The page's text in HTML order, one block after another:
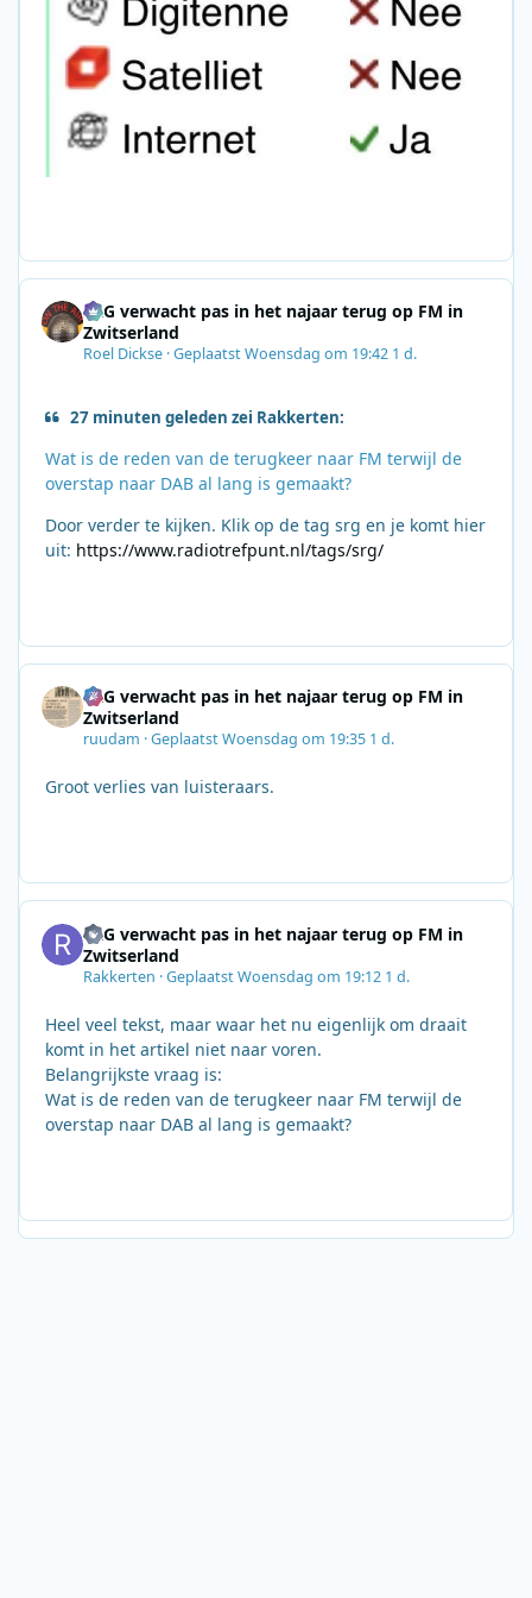
SRG verwacht pas in het najaar terug op FM in
Zwitserland
Roel Dickse ·GeplaatstWoensdag om 19:42 1 d.
27 minuten geleden zei Rakkerten:
Wat is de reden van de terugkeer naar FM terwijl de
overstap naar DAB al lang is gemaakt?
Door verder te kijken. Klik op de tag srg en je komt hier
uit: https://www.radiotrefpunt.nl/tags/srg/
SRG verwacht pas in het najaar terug op FM in
Zwitserland
ruudam ·GeplaatstWoensdag om 19:35 1 d.
Groot verlies van luisteraars.
SRG verwacht pas in het najaar terug op FM in
Zwitserland
Rakkerten ·GeplaatstWoensdag om 19:12 1 d.
Heel veel tekst, maar waar het nu eigenlijk om draait
komt in het artikel niet naar voren.
Belangrijkste vraag is:
Wat is de reden van de terugkeer naar FM terwijl de
overstap naar DAB al lang is gemaakt?